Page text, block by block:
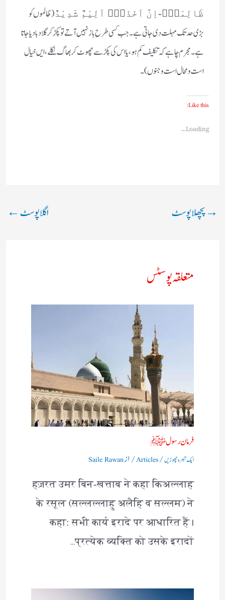
ظَالِمَةٌؕ-اِنَّ اَخْذَهٗۤ اَلِیْمٌ شَدِیْدٌ( ظالموں کو
بڑی حد تک مہلت دی جاتی ہے۔ جب کسی طرح باز نہیں آتے تو پکڑ کر گلا دبا دیا جاتا
ہے۔ مجرم چاہے کہ تکلیف کم ہو، یا اس کی پکڑ سے چھوٹ کر بھاگ نکلے، ایں خیال
است و محال است و جنوں) ۔
Like this:
Loading...
→پچھلا پوسٹ اگلا پوسٹ←
متعلقہ پوسٹس
فرمان رسولﷺ
ایک تبصرہ چھوڑیں/
Articles/ ازSaile Rawan
हज़रत उमर बिन-खत्ताब ने कहा किअल्लाह
के रसूल (सल्लल्लाहु अलैहि व सल्लम) ने
कहा: सभी कार्य इरादे पर आधारित हैं।
प्रत्येक व्यक्ति को उसके इरादों…